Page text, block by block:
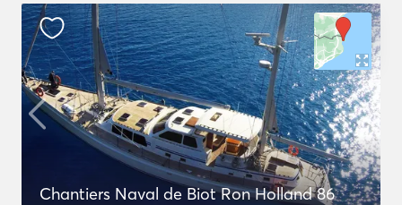
Chantiers Naval de Biot Ron Holland 86